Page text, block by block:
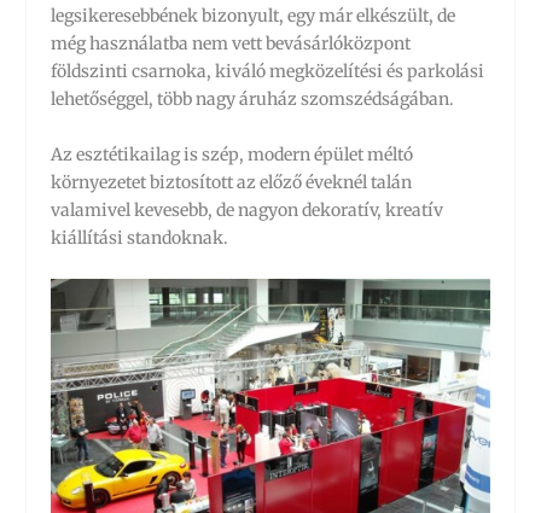
legsikeresebbének bizonyult, egy már elkészült, de
még használatba nem vett bevásárlóközpont
földszinti csarnoka, kiváló megközelítési és parkolási
lehetőséggel, több nagy áruház szomszédságában.
Az esztétikailag is szép, modern épület méltó
környezetet biztosított az előző éveknél talán
valamivel kevesebb, de nagyon dekoratív, kreatív
kiállítási standoknak.